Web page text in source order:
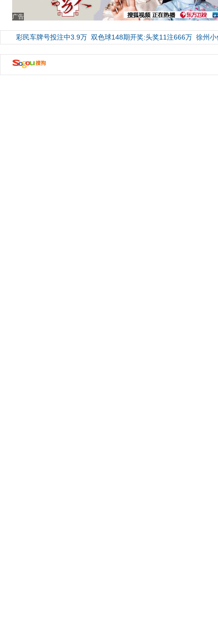
广告
彩民车牌号投注中3.9万 双色球148期开奖:头奖11注666万 徐州